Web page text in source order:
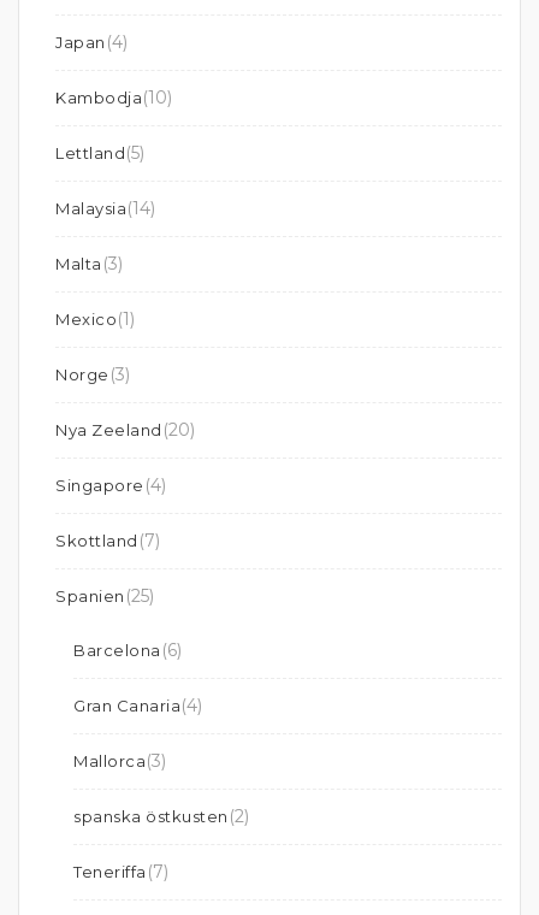
Japan (4)
Kambodja(10)
Lettland(5)
Malaysia(14)
Malta (3)
Mexico(1)
Norge (3)
Nya Zeeland (20)
Singapore (4)
Skottland (7)
Spanien (25)
Barcelona (6)
Gran Canaria(4)
Mallorca(3)
spanska östkusten (2)
Teneriffa (7)